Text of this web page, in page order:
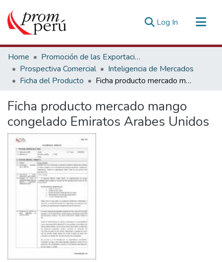
Log In (current)
Communities & Collections
All of DSpace
Statistics
Home
Promoción de las Exportaciones
Prospectiva Comercial
Inteligencia de Mercados
Ficha del Producto
Ficha producto mercado mango congelado Emiratos Arabes Unidos
Ficha producto mercado mango
congelado Emiratos Arabes Unidos